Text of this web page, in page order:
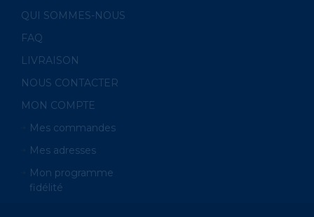
QUI SOMMES-NOUS
FAQ
LIVRAISON
NOUS CONTACTER
MON COMPTE
Mes commandes
Mes adresses
Mon programme
fidélité